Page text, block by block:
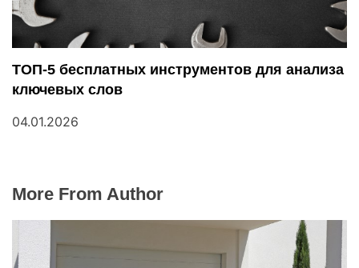
ТОП-5 бесплатных инструментов для анализа
ключевых слов
04.01.2026
More From Author